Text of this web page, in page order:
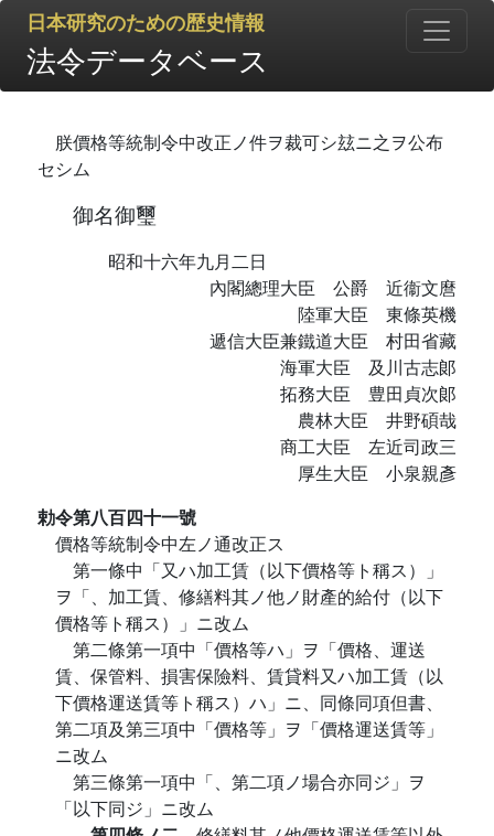
日本研究のための歴史情報
法令データベース
朕價格等統制令中改正ノ件ヲ裁可シ玆ニ之ヲ公布
セシム
御名御璽
昭和十六年九月二日
內閣總理大臣 公爵 近衞文麿
陸軍大臣 東條英機
遞信大臣兼鐵道大臣 村田省藏
海軍大臣 及川古志郞
拓務大臣 豊田貞次郞
農林大臣 井野碩哉
商工大臣 左近司政三
厚生大臣 小泉親彥
勅令第八百四十一號
價格等統制令中左ノ通改正ス
第一條中「又ハ加工賃（以下價格等ト稱ス）」
ヲ「、加工賃、修繕料其ノ他ノ財產的給付（以下
價格等ト稱ス）」ニ改ム
第二條第一項中「價格等ハ」ヲ「價格、運送
賃、保管料、損害保險料、賃貸料又ハ加工賃（以
下價格運送賃等ト稱ス）ハ」ニ、同條同項但書、
第二項及第三項中「價格等」ヲ「價格運送賃等」
ニ改ム
第三條第一項中「、第二項ノ場合亦同ジ」ヲ
「以下同ジ」ニ改ム